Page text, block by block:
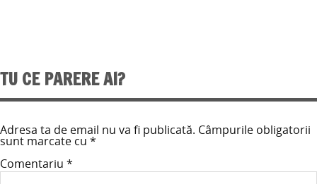
TU CE PARERE AI?
Adresa ta de email nu va fi publicată. Câmpurile obligatorii
sunt marcate cu *
Comentariu *